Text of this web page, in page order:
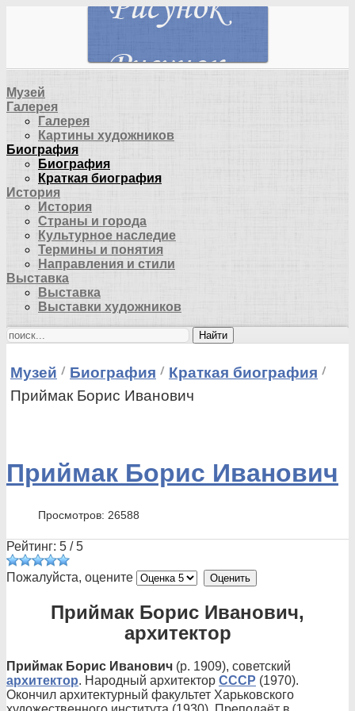
Музей
Галерея
Галерея
Картины художников
Биография
Биография
Краткая биография
История
История
Страны и города
Культурное наследие
Термины и понятия
Направления и стили
Выставка
Выставка
Выставки художников
Найти
Музей Биография
Краткая биография
Приймак Борис Иванович
Приймак Борис Иванович
Просмотров: 26588
Рейтинг: 5 /5
Пожалуйста, оцените
Приймак Борис Иванович,
архитектор
Приймак Борис Иванович (р. 1909), советский
архитектор. Народный архитектор СССР (1970).
Окончил архитектурный факультет Харьковского